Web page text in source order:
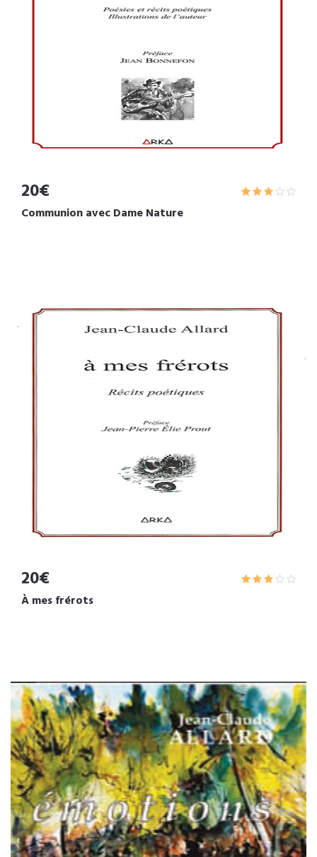
20€
Communion avec Dame Nature
20€
À mes frérots